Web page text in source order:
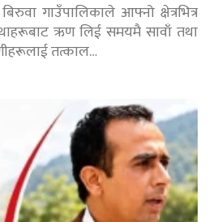
गाउँपालिकाले आफ्नो क्षेत्रभित्र
ऋण लिई समयमै सावाँ तथा
तत्काल…